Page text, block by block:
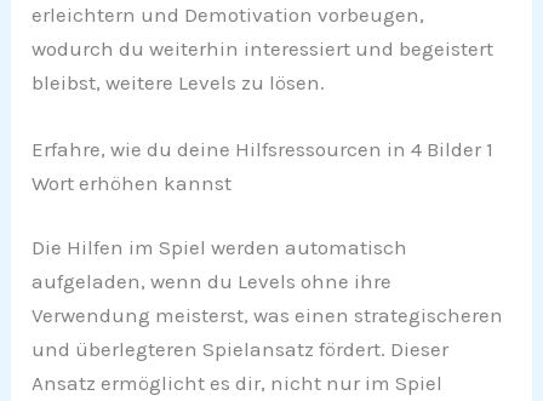
erleichtern und Demotivation vorbeugen,
wodurch du weiterhin interessiert und begeistert
bleibst, weitere Levels zu lösen.
Erfahre, wie du deine Hilfsressourcen in 4 Bilder 1
Wort erhöhen kannst
Die Hilfen im Spiel werden automatisch
aufgeladen, wenn du Levels ohne ihre
Verwendung meisterst, was einen strategischeren
und überlegteren Spielansatz fördert. Dieser
Ansatz ermöglicht es dir, nicht nur im Spiel